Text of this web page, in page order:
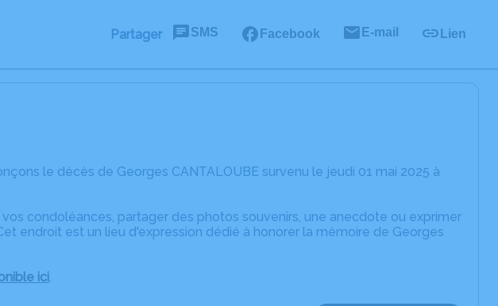
Partager SMS Facebook E-mail Lien
le décès de Georges CANTALOUBE survenu le jeudi 01 mai 2025 à
condoléances, partager des photos souvenirs, une anecdote ou exprimer
endroit est un lieu d'expression dédié à honorer la mémoire de Georges
ici.